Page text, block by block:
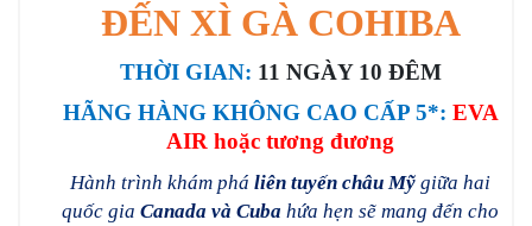
ĐẾN XÌ GÀ COHIBA
THỜI GIAN: 11 NGÀY 10 ĐÊM
HÃNG HÀNG KHÔNG CAO CẤP 5*: EVA
AIR hoặc tương đương
Hành trình khám phá liên tuyến châu Mỹ giữa hai
quốc gia Canada và Cuba hứa hẹn sẽ mang đến cho